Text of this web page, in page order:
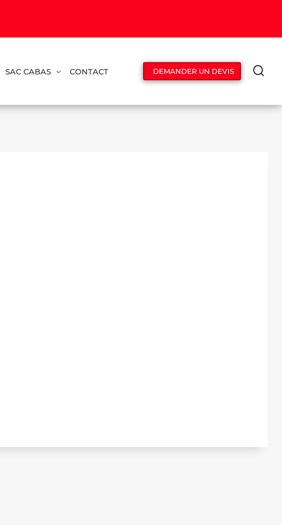
SAC CABAS CONTACT DEMANDER UN DEVIS